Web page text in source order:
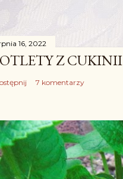
16, 2022
Z CUKINII
7 komentarzy